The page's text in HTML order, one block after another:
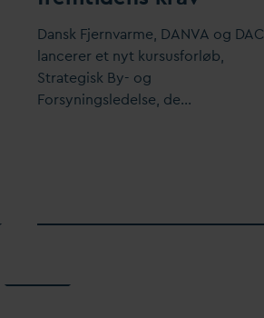
Dansk Fjernvarme, DANVA og DAC
lancerer et nyt kursusforløb,
Strategisk By- og
Forsyningsledelse, de…